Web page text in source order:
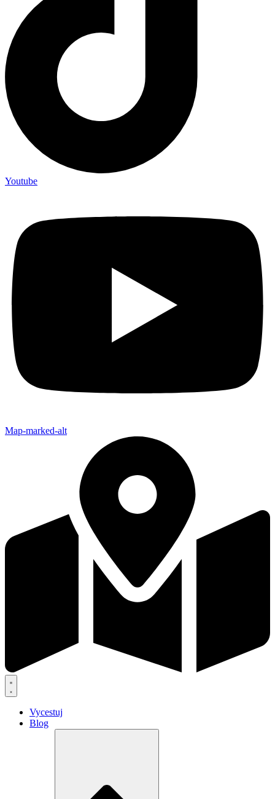
Youtube
Map-marked-alt
Vycestuj
Blog